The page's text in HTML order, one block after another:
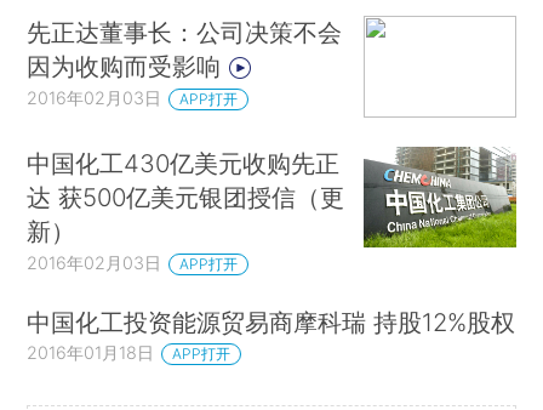
先正达董事长：公司决策不会
因为收购而受影响
2016年02月03日 APP打开
中国化工430亿美元收购先正
达 获500亿美元银团授信（更
新）
2016年02月03日 APP打开
中国化工投资能源贸易商摩科瑞 持股12%股权
2016年01月18日 APP打开